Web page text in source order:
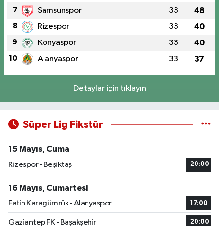
7 Samsunspor 33 48
8 Rizespor 33 40
9 Konyaspor 33 40
10 Alanyaspor 33 37
Detaylar için tıklayın
Süper Lig Fikstür
15 Mayıs, Cuma
Rizespor - Beşiktaş
20:00
16 Mayıs, Cumartesi
Fatih Karagümrük - Alanyaspor
17:00
Gaziantep FK - Başakşehir 20:00